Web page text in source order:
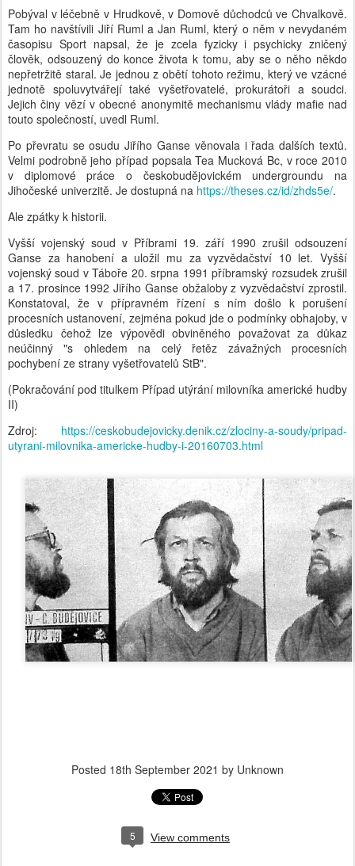
Pobýval v léčebně v Hrudkově, v Domově důchodců ve Chvalkově.
Tam ho navštívili Jiří Ruml a Jan Ruml, který o něm v nevydaném
časopisu Sport napsal, že je zcela fyzicky i psychicky zničený
člověk, odsouzený do konce života k tomu, aby se o něho někdo
nepřetržitě staral. Je jednou z obětí tohoto režimu, který ve vzácné
jednotě spoluvytvářejí také vyšetřovatelé, prokurátoři a soudci.
Jejich činy vězí v obecné anonymitě mechanismu vlády mafie nad
touto společností, uvedl Ruml.
Po převratu se osudu Jiřího Ganse věnovala i řada dalších textů.
Velmi podrobně jeho případ popsala Tea Mucková Bc, v roce 2010
v diplomové práce o českobudějovickém undergroundu na
Jihočeské univerzitě. Je dostupná na https://theses.cz/id/zhds5e/.
Ale zpátky k historii.
Vyšší vojenský soud v Příbrami 19. září 1990 zrušil odsouzení
Ganse za hanobení a uložil mu za vyzvědačství 10 let. Vyšší
vojenský soud v Táboře 20. srpna 1991 příbramský rozsudek zrušil
a 17. prosince 1992 Jiřího Ganse obžaloby z vyzvědačství zprostil.
Konstatoval, že v přípravném řízení s ním došlo k porušení
procesních ustanovení, zejména pokud jde o podmínky obhajoby, v
důsledku čehož lze výpovědi obviněného považovat za důkaz
neúčinný "s ohledem na celý řetěz závažných procesních
pochybení ze strany vyšetřovatelů StB".
(Pokračování pod titulkem Případ utýrání milovníka americké hudby
II)
Zdroj: https://ceskobudejovicky.denik.cz/zlociny-a-soudy/pripad-
utyrani-milovnika-americke-hudby-i-20160703.html
Posted 18th September 2021 by Unknown
5 View comments